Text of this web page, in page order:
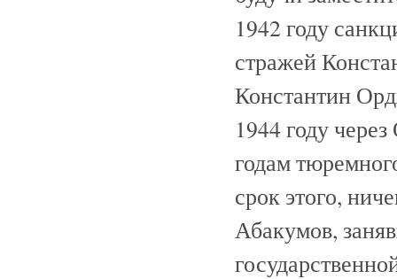
1942 году
стражей
Константин
1944 году
годам
срок этого,
Абакумов,